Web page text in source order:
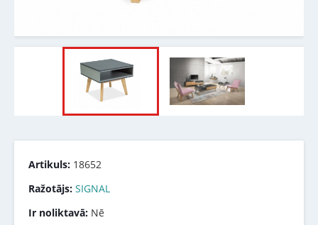
Artikuls: 18652
Ražotājs: SIGNAL
Ir noliktavā: Nē